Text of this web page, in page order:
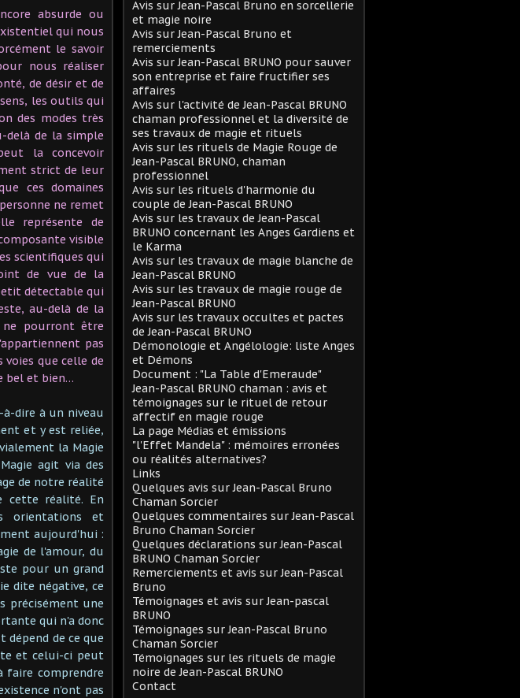
absurde ou
qui nous
le savoir
nous réaliser
de désir et de
les outils qui
des modes très
de la simple
la concevoir
strict de leur
ces domaines
ne remet
représente de
visible
scientifiques qui
de vue de la
détectable qui
au-delà de la
ne pourront être
pas
que celle de
bel et bien…
dire à un niveau
et y est reliée,
la Magie
agit via des
de notre réalité
cette réalité. En
orientations et
aujourd'hui :
de l'amour, du
pour un grand
dite négative, ce
précisément une
qui n'a donc
de ce que
et celui-ci peut
faire comprendre
n'ont pas
Avis sur Jean-Pascal Bruno en sorcellerie
et magie noire
Avis sur Jean-Pascal Bruno et
remerciements
Avis sur Jean-Pascal BRUNO pour sauver
son entreprise et faire fructifier ses
affaires
Avis sur l'activité de Jean-Pascal BRUNO
chaman professionnel et la diversité de
ses travaux de magie et rituels
Avis sur les rituels de Magie Rouge de
Jean-Pascal BRUNO, chaman
professionnel
Avis sur les rituels d'harmonie du
couple de Jean-Pascal BRUNO
Avis sur les travaux de Jean-Pascal
BRUNO concernant les Anges Gardiens et
le Karma
Avis sur les travaux de magie blanche de
Jean-Pascal BRUNO
Avis sur les travaux de magie rouge de
Jean-Pascal BRUNO
Avis sur les travaux occultes et pactes
de Jean-Pascal BRUNO
Démonologie et Angélologie: liste Anges
et Démons
Document : "La Table d'Emeraude"
Jean-Pascal BRUNO chaman : avis et
témoignages sur le rituel de retour
affectif en magie rouge
La page Médias et émissions
"l'Effet Mandela" : mémoires erronées
ou réalités alternatives?
Links
Quelques avis sur Jean-Pascal Bruno
Chaman Sorcier
Quelques commentaires sur Jean-Pascal
Bruno Chaman Sorcier
Quelques déclarations sur Jean-Pascal
BRUNO Chaman Sorcier
Remerciements et avis sur Jean-Pascal
Bruno
Témoignages et avis sur Jean-pascal
BRUNO
Témoignages sur Jean-Pascal Bruno
Chaman Sorcier
Témoignages sur les rituels de magie
noire de Jean-Pascal BRUNO
Contact